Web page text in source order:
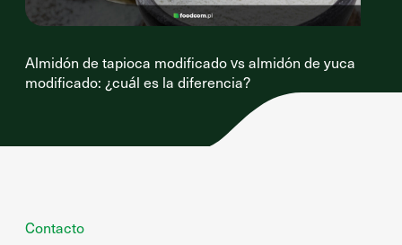
Almidón de tapioca modificado vs almidón de yuca
modificado: ¿cuál es la diferencia?
Contacto